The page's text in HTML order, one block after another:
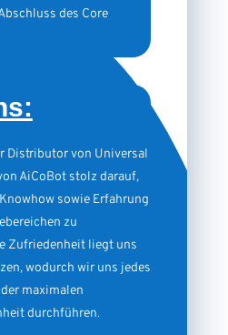
des Core
Distributor von Universal
AiCoBot stolz darauf,
sowie Erfahrung
zu
Zufriedenheit liegt uns
wodurch wir uns jedes
maximalen
durchführen.